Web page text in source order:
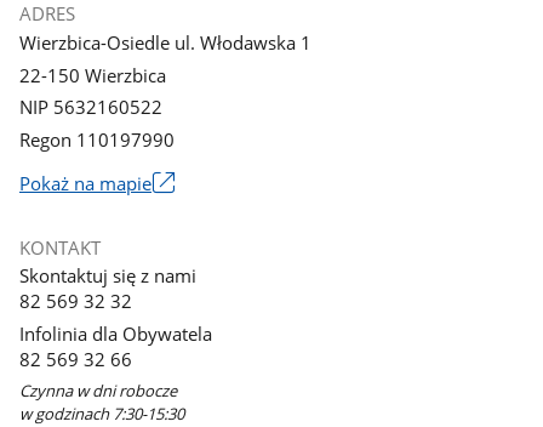
ADRES
Wierzbica-Osiedle ul. Włodawska 1
22-150 Wierzbica
NIP 5632160522
Regon 110197990
Pokaż na mapieLink
nowym
KONTAKT
Skontaktuj się z nami
82 569 32 32
Infolinia dla Obywatela
82 569 32 66
Czynna w dni robocze
w godzinach 7:30-15:30